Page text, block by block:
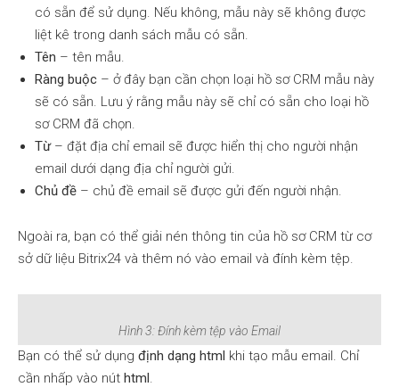
có sẵn để sử dụng. Nếu không, mẫu này sẽ không được
liệt kê trong danh sách mẫu có sẵn.
Tên – tên mẫu.
Ràng buộc– ở đây bạn cần chọn loại hồ sơ CRM mẫu này
sẽ có sẵn. Lưu ý rằng mẫu này sẽ chỉ có sẵn cho loại hồ
sơ CRM đã chọn.
Từ– đặt địa chỉ email sẽ được hiển thị cho người nhận
email dưới dạng địa chỉ người gửi.
Chủ đề– chủ đề email sẽ được gửi đến người nhận.
Ngoài ra, bạn có thể giải nén thông tin của hồ sơ CRM từ cơ
sở dữ liệu Bitrix24 và thêm nó vào email và đính kèm tệp.
Hình 3: Đính kèm tệp vào Email
Bạn có thể sử dụng định dạng html khi tạo mẫu email. Chỉ
cần nhấp vào nút html.